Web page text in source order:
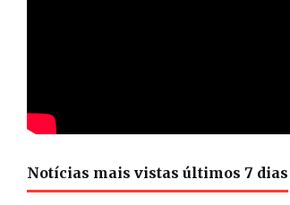
Notícias mais vistas últimos 7 dias